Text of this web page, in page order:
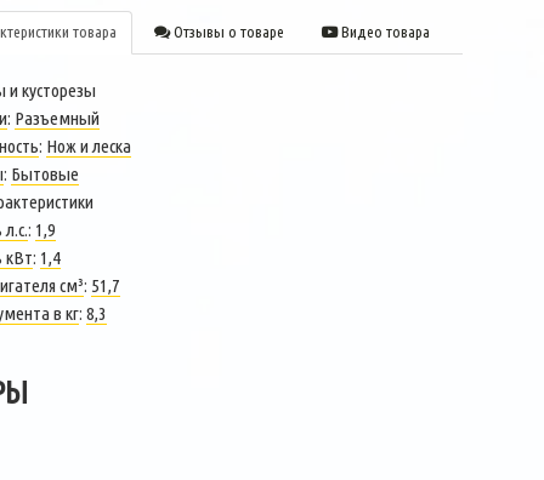
товара Отзывы о товаре Видео товара
кусторезы
: Разъемный
: Нож и леска
: Бытовые
: 1,9
кВт: 1,4
см³: 51,7
в кг: 8,3